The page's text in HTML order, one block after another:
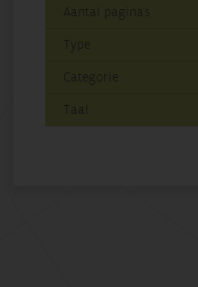
Aantal pagina's
Type
Categorie
Taal